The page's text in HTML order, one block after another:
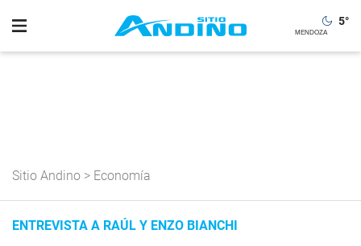
5°
Sitio Andino > Economía
ENTREVISTA A RAÚL Y ENZO BIANCHI